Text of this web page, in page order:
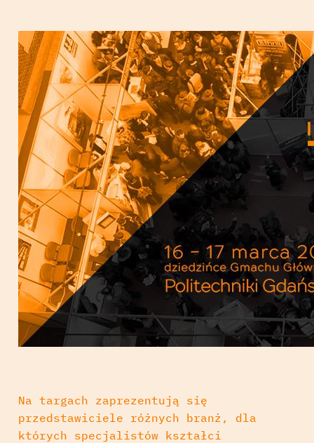
Na targach zaprezentują się
przedstawiciele różnych branż, dla
których specjalistów kształci